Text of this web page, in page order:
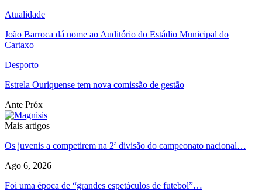
Atualidade
João Barroca dá nome ao Auditório do Estádio Municipal do
Cartaxo
Desporto
Estrela Ouriquense tem nova comissão de gestão
Ante Próx
Mais artigos
Os juvenis a competirem na 2ª divisão do campeonato nacional…
Ago 6, 2026
Foi uma época de “grandes espetáculos de futebol”…